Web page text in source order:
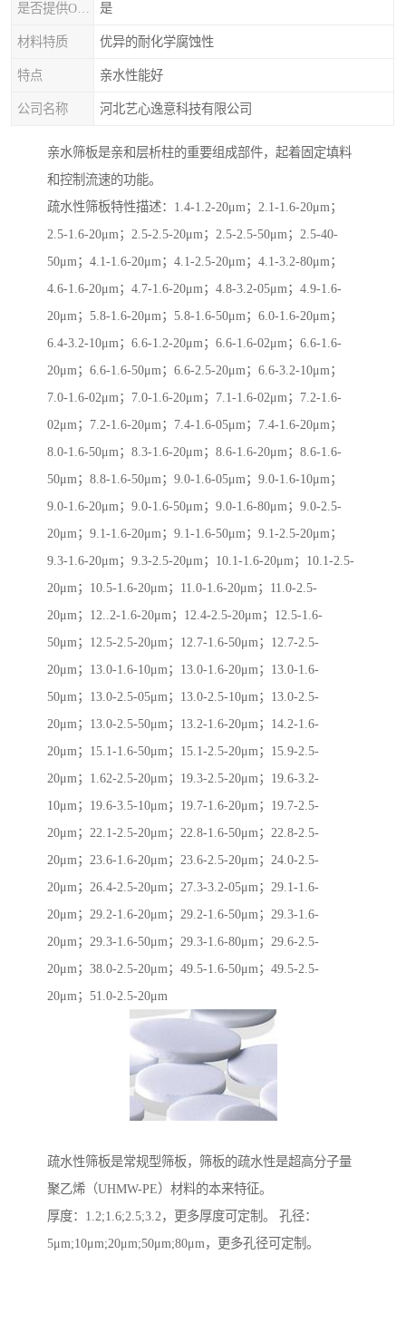
是
材料特质 优异的耐化学腐蚀性
特点 亲水性能好
公司名称 河北艺心逸意科技有限公司
亲水筛板是亲和层析柱的重要组成部件，起着固定填料
和控制流速的功能。
疏水性筛板特性描述：1.4-1.2-20μm；2.1-1.6-20μm；
2.5-1.6-20μm；2.5-2.5-20μm；2.5-2.5-50μm；2.5-40-
50μm；4.1-1.6-20μm；4.1-2.5-20μm；4.1-3.2-80μm；
4.6-1.6-20μm；4.7-1.6-20μm；4.8-3.2-05μm；4.9-1.6-
20μm；5.8-1.6-20μm；5.8-1.6-50μm；6.0-1.6-20μm；
6.4-3.2-10μm；6.6-1.2-20μm；6.6-1.6-02μm；6.6-1.6-
20μm；6.6-1.6-50μm；6.6-2.5-20μm；6.6-3.2-10μm；
7.0-1.6-02μm；7.0-1.6-20μm；7.1-1.6-02μm；7.2-1.6-
02μm；7.2-1.6-20μm；7.4-1.6-05μm；7.4-1.6-20μm；
8.0-1.6-50μm；8.3-1.6-20μm；8.6-1.6-20μm；8.6-1.6-
50μm；8.8-1.6-50μm；9.0-1.6-05μm；9.0-1.6-10μm；
9.0-1.6-20μm；9.0-1.6-50μm；9.0-1.6-80μm；9.0-2.5-
20μm；9.1-1.6-20μm；9.1-1.6-50μm；9.1-2.5-20μm；
9.3-1.6-20μm；9.3-2.5-20μm；10.1-1.6-20μm；10.1-2.5-
20μm；10.5-1.6-20μm；11.0-1.6-20μm；11.0-2.5-
20μm；12..2-1.6-20μm；12.4-2.5-20μm；12.5-1.6-
50μm；12.5-2.5-20μm；12.7-1.6-50μm；12.7-2.5-
20μm；13.0-1.6-10μm；13.0-1.6-20μm；13.0-1.6-
50μm；13.0-2.5-05μm；13.0-2.5-10μm；13.0-2.5-
20μm；13.0-2.5-50μm；13.2-1.6-20μm；14.2-1.6-
20μm；15.1-1.6-50μm；15.1-2.5-20μm；15.9-2.5-
20μm；1.62-2.5-20μm；19.3-2.5-20μm；19.6-3.2-
10μm；19.6-3.5-10μm；19.7-1.6-20μm；19.7-2.5-
20μm；22.1-2.5-20μm；22.8-1.6-50μm；22.8-2.5-
20μm；23.6-1.6-20μm；23.6-2.5-20μm；24.0-2.5-
20μm；26.4-2.5-20μm；27.3-3.2-05μm；29.1-1.6-
20μm；29.2-1.6-20μm；29.2-1.6-50μm；29.3-1.6-
20μm；29.3-1.6-50μm；29.3-1.6-80μm；29.6-2.5-
20μm；38.0-2.5-20μm；49.5-1.6-50μm；49.5-2.5-
20μm；51.0-2.5-20μm
疏水性筛板是常规型筛板，筛板的疏水性是超高分子量
聚乙烯（UHMW-PE）材料的本来特征。
厚度：1.2;1.6;2.5;3.2，更多厚度可定制。 孔径：
5μm;10μm;20μm;50μm;80μm，更多孔径可定制。